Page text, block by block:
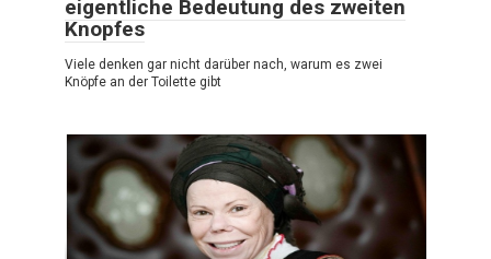
eigentliche Bedeutung des zweiten
Knopfes
Viele denken gar nicht darüber nach, warum es zwei
Knöpfe an der Toilette gibt